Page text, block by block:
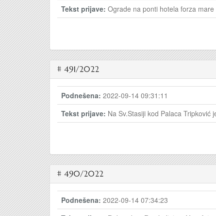
Tekst prijave: Ograde na ponti hotela forza
# 491/2022
Podnešena: 2022-09-14 09:31:11
Tekst prijave: Na Sv.Stasiji kod Palaca
# 490/2022
Podnešena: 2022-09-14 07:34:23